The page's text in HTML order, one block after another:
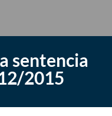
sentencia
2015